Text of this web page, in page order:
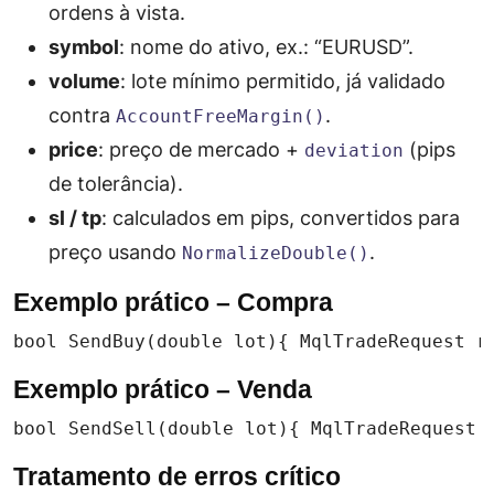
ordens à vista.
symbol: nome do ativo, ex.: “EURUSD”.
volume: lote mínimo permitido, já validado
contra AccountFreeMargin() .
price: preço de mercado + deviation (pips
de tolerância).
sl / tp: calculados em pips, convertidos para
preço usando NormalizeDouble() .
Exemplo prático – Compra
bool SendBuy(double lot){
Exemplo prático – Venda
bool SendSell(double lot){
Tratamento de erros crítico